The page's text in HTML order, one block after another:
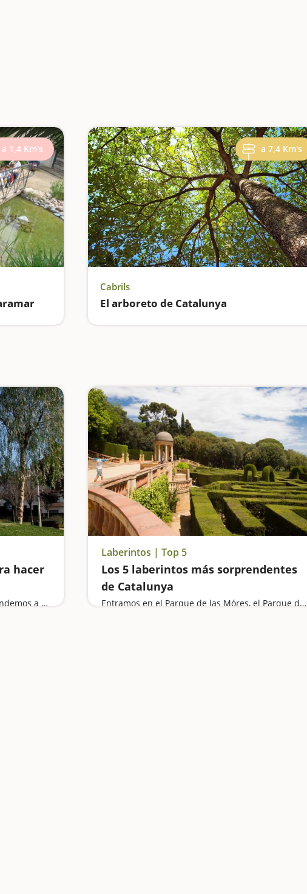
a 1,4 Km's a 7,4 Km's
Cabrils
El arboreto de Catalunya
hacer
Damos de comer a los animales y aprendemos a hacer queso en una granja, paseamos por un camino de ronda, visitamos el Castillo Burriac y nos divertimos en los parques con esculturas y toboganes gigantes
Laberintos | Top 5
Los 5 laberintos más sorprendentes
de Catalunya
Entramos en el Parque de las Móres, el Parque del Laberinto de Horta de Barcelona, en el Parque de Torreblanca, en el Laberinto de Blat de Moro y en el Laberinto de Horta